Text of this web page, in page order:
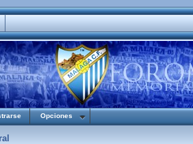
Opciones